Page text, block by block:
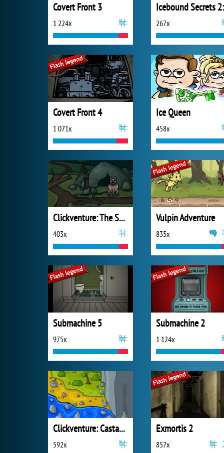
Covert Front 3
1 224x 267x
Covert Front 4
1 071x
Ice Queen
458x
Clickventure: The Secret Beneath
403x
Vulpin Adventure
835x
Submachine 5
975x
Submachine 2
1 124x
Clickventure: Castaway
592x
Exmortis 2
857x